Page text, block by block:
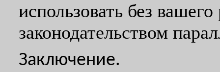
использовать без
законодательством
Заключение.